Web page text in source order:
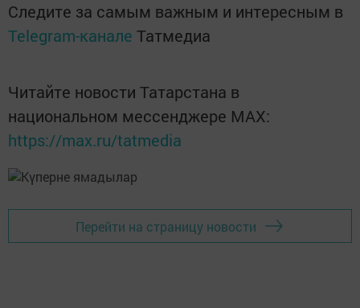
Следите за самым важным и интересным в
Telegram-канале Татмедиа
Читайте новости Татарстана в
национальном мессенджере MАХ:
https://max.ru/tatmedia
Перейти на страницу новости